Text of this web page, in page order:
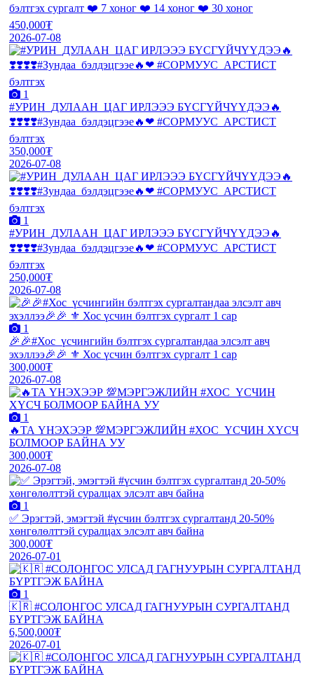
бэлтгэх сургалт ❤️ 7 хоног ❤️ 14 хоног ❤️ 30 хоног
450,000₮
2026-07-08
1
#УРИН_ДУЛААН_ЦАГ ИРЛЭЭЭ БҮСГҮЙЧҮҮДЭЭ🔥
❣️❣️❣️❣️#Зундаа_бэлдэцгээе🔥❤ #СОРМУУС_АРСТИСТ
бэлтгэх
350,000₮
2026-07-08
1
#УРИН_ДУЛААН_ЦАГ ИРЛЭЭЭ БҮСГҮЙЧҮҮДЭЭ🔥
❣️❣️❣️❣️#Зундаа_бэлдэцгээе🔥❤ #СОРМУУС_АРСТИСТ
бэлтгэх
250,000₮
2026-07-08
1
🎉🎉#Хос_үсчингийн бэлтгэх сургалтандаа элсэлт авч
эхэллээ🎉🎉 ⚜️ Хос үсчин бэлтгэх сургалт 1 сар
300,000₮
2026-07-08
1
🔥ТА ҮНЭХЭЭР 💯МЭРГЭЖЛИЙН #ХОС_ҮСЧИН ХҮСЧ
БОЛМООР БАЙНА УУ
300,000₮
2026-07-08
1
✅ Эрэгтэй, эмэгтэй #үсчин бэлтгэх сургалтанд 20-50%
хөнгөлөлттэй суралцах элсэлт авч байна
300,000₮
2026-07-01
1
🇰🇷 #СОЛОНГОС УЛСАД ГАГНУУРЫН СУРГАЛТАНД
БҮРТГЭЖ БАЙНА
6,500,000₮
2026-07-01